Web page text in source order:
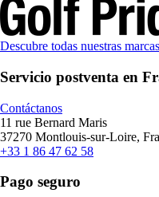
Descubre todas nuestras marcas
Servicio postventa en
Contáctanos
11 rue Bernard Maris
37270 Montlouis-sur-Loire,
+33 1 86 47 62 58
Pago seguro